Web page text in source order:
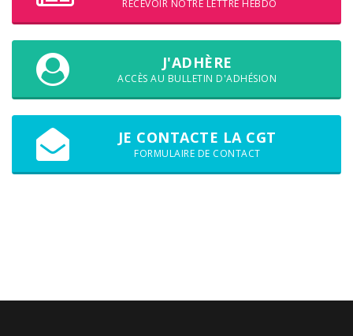
RECEVOIR NOTRE LETTRE HEBDO
J'ADHÈRE
ACCÈS AU BULLETIN D'ADHÉSION
JE CONTACTE LA CGT
FORMULAIRE DE CONTACT